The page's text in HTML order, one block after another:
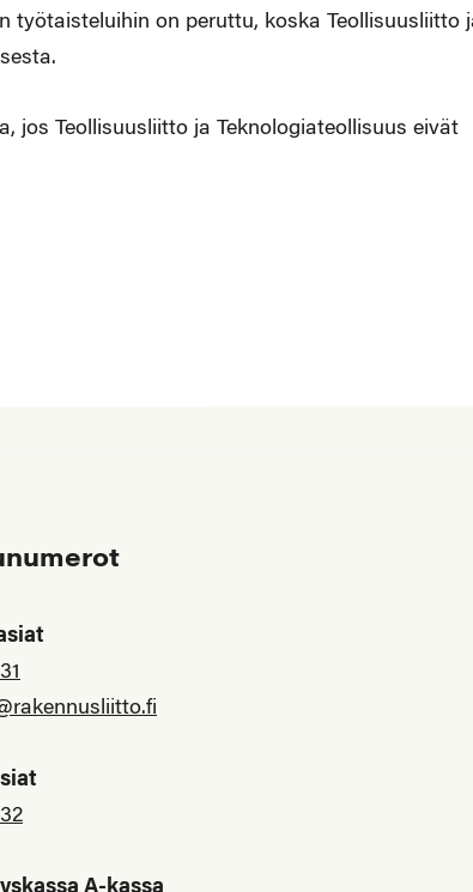
työtaisteluihin on peruttu, koska Teollisuusliitto
jos Teollisuusliitto ja Teknologiateollisuus eivät